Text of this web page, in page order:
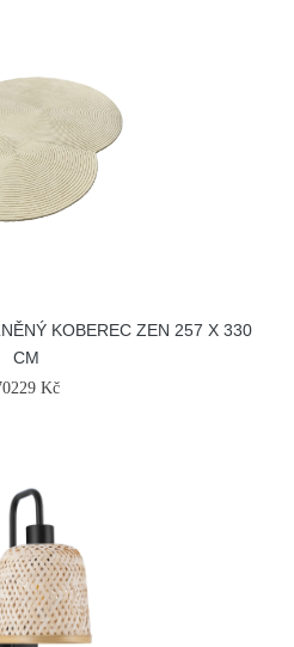
KOBEREC ZEN 257 X 330
CM
Kč